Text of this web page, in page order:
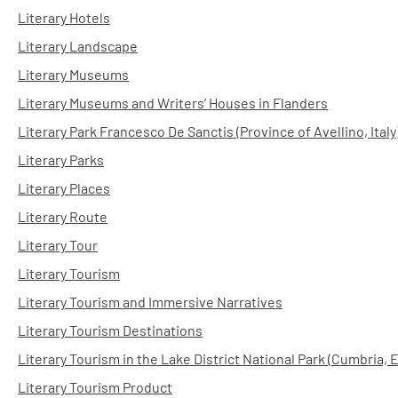
Literary Hotels
Literary Landscape
Literary Museums
Literary Museums and Writers’ Houses in Flanders
Literary Park Francesco De Sanctis (Province of Avellino,
Literary Parks
Literary Places
Literary Route
Literary Tour
Literary Tourism
Literary Tourism and Immersive Narratives
Literary Tourism Destinations
Literary Tourism in the Lake District National Park (Cumbria,
Literary Tourism Product